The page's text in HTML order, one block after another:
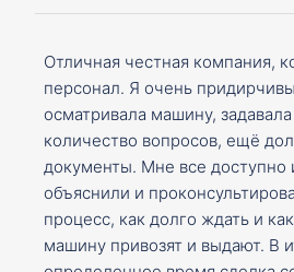
Отличная честная компания,
персонал. Я очень
осматривала машину,
количество вопросов, ещё
документы. Мне все доступно
объяснили и
процесс, как долго ждать и
машину привозят и выдают. В